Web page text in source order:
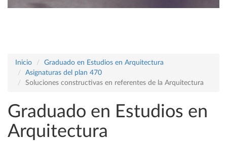
Inicio
Graduado en Estudios en Arquitectura
Asignaturas del plan 470
Soluciones constructivas en referentes de la Arquitectura
Graduado en Estudios en
Arquitectura